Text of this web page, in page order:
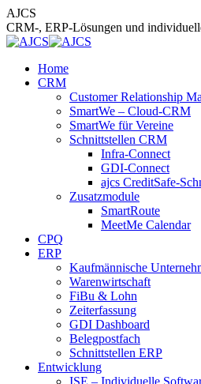
Zum
Inhalt
springen
AJCS
CRM-, ERP-Lösungen und
Home
CRM
Customer Relationship
SmartWe – Cloud-CRM
SmartWe für Vereine
Schnittstellen CRM
Infra-Connect
GDI-Connect
ajcs CreditSafe-
Zusatzmodule
SmartRoute
MeetMe Calendar
CPQ
ERP
Kaufmännische
Warenwirtschaft
FiBu & Lohn
Zeiterfassung
GDI Dashboard
Belegpostfach
Schnittstellen ERP
Entwicklung
ISE – Individuelle